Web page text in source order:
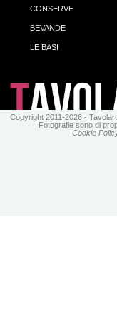
CONSERVE
BEVANDE
LE BASI
Copyright 2011-2026 -
Fotografie sono di
Cookie